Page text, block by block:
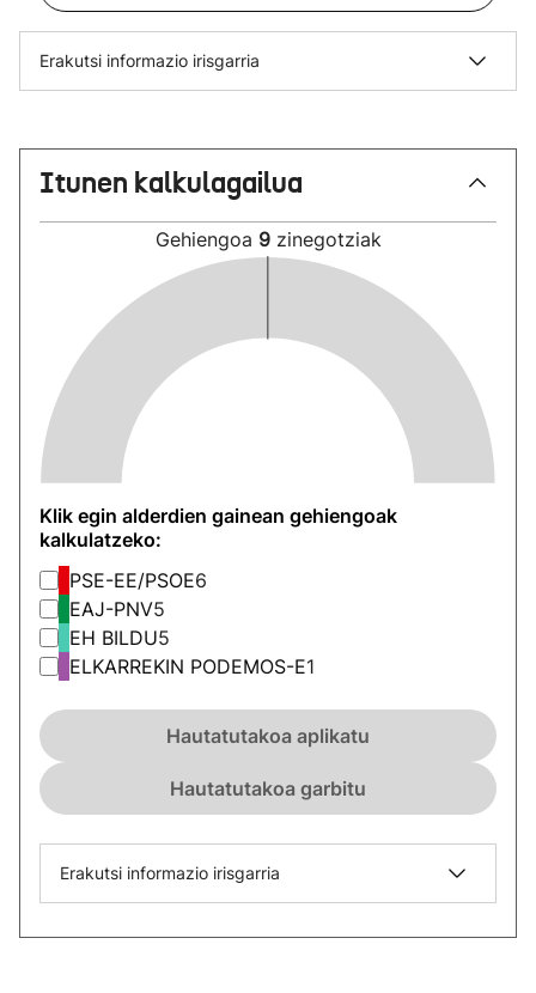
Erakutsi informazio irisgarria
Itunen kalkulagailua
Gehiengoa 9 zinegotziak
Klik egin alderdien gainean gehiengoak
kalkulatzeko:
PSE-EE/PSOE6
EAJ-PNV5
EH BILDU5
ELKARREKIN PODEMOS-E1
Hautatutakoa aplikatu
Hautatutakoa garbitu
Erakutsi informazio irisgarria